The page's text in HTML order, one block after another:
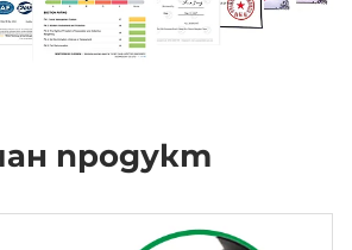
продукт